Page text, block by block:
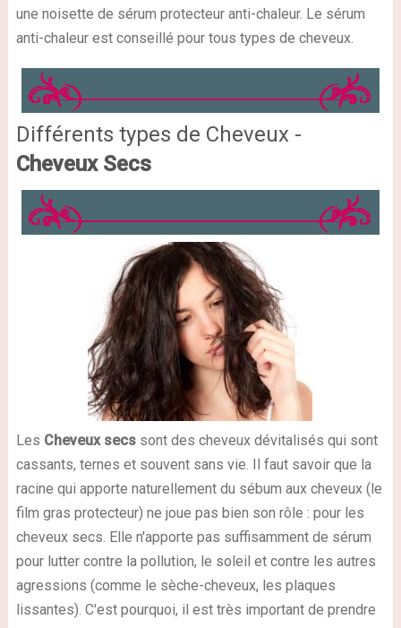
une noisette de sérum protecteur anti-chaleur. Le sérum
anti-chaleur est conseillé pour tous types de cheveux.
Différents types de Cheveux -
Cheveux Secs
Les Cheveux secssont des cheveux dévitalisés qui sont
cassants, ternes et souvent sans vie. Il faut savoir que la
racine qui apporte naturellement du sébum aux cheveux (le
film gras protecteur) ne joue pas bien son rôle : pour les
cheveux secs. Elle n'apporte pas suffisamment de sérum
pour lutter contre la pollution, le soleil et contre les autres
agressions (comme le sèche-cheveux, les plaques
lissantes). C'est pourquoi, il est très important de prendre